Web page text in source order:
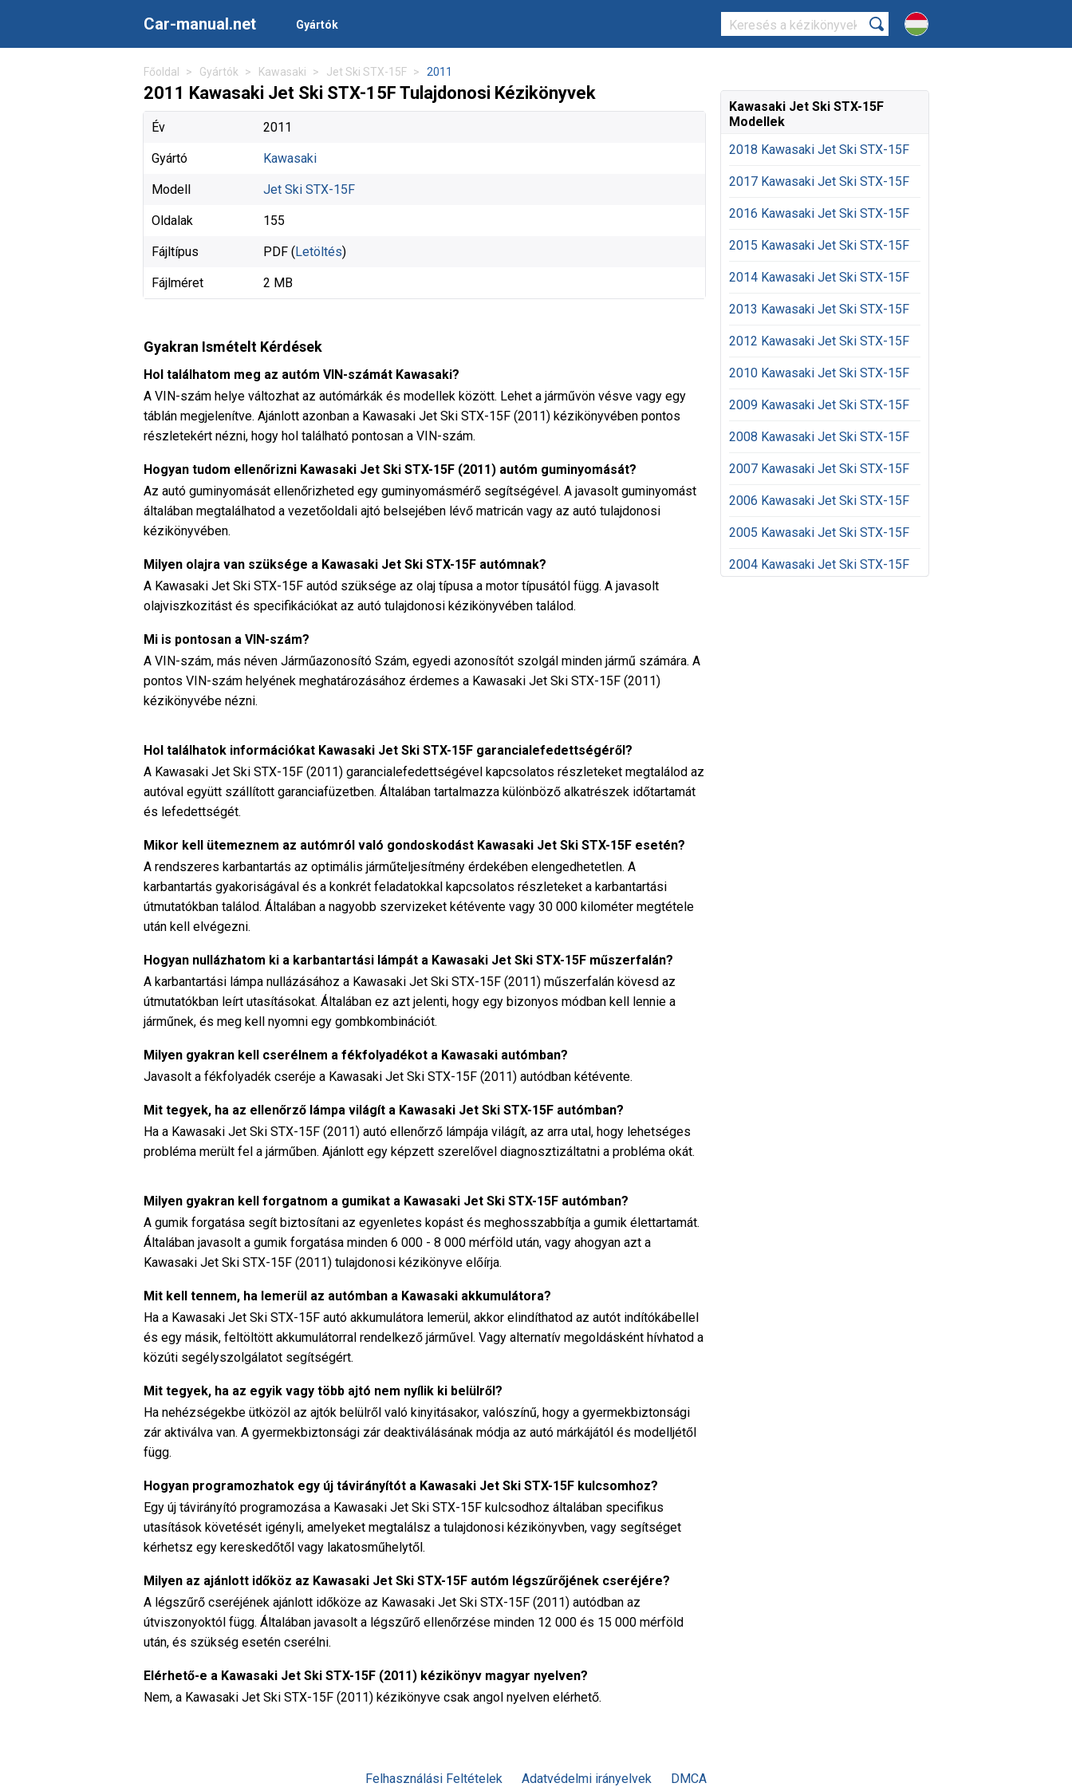
Car-manual.net Gyártók
Főoldal Gyártók Kawasaki Jet Ski STX-15F 2011
2011 Kawasaki Jet Ski STX-15F Tulajdonosi Kézikönyvek
Év 2011
Gyártó Kawasaki
Modell Jet Ski STX-15F
Oldalak 155
Fájltípus PDF (Letöltés)
Fájlméret 2 MB
Gyakran Ismételt Kérdések
Hol találhatom meg az autóm VIN-számát Kawasaki?
A VIN-szám helye változhat az autómárkák és modellek között. Lehet a járművön vésve vagy egy
táblán megjelenítve. Ajánlott azonban a Kawasaki Jet Ski STX-15F (2011) kézikönyvében pontos
részletekért nézni, hogy hol található pontosan a VIN-szám.
Hogyan tudom ellenőrizni Kawasaki Jet Ski STX-15F (2011) autóm guminyomását?
Az autó guminyomását ellenőrizheted egy guminyomásmérő segítségével. A javasolt guminyomást
általában megtalálhatod a vezetőoldali ajtó belsejében lévő matricán vagy az autó tulajdonosi
kézikönyvében.
Milyen olajra van szüksége a Kawasaki Jet Ski STX-15F autómnak?
A Kawasaki Jet Ski STX-15F autód szüksége az olaj típusa a motor típusától függ. A javasolt
olajviszkozitást és specifikációkat az autó tulajdonosi kézikönyvében találod.
Mi is pontosan a VIN-szám?
A VIN-szám, más néven Járműazonosító Szám, egyedi azonosítót szolgál minden jármű számára. A
pontos VIN-szám helyének meghatározásához érdemes a Kawasaki Jet Ski STX-15F (2011)
kézikönyvébe nézni.
Hol találhatok információkat Kawasaki Jet Ski STX-15F garancialefedettségéről?
A Kawasaki Jet Ski STX-15F (2011) garancialefedettségével kapcsolatos részleteket megtalálod az
autóval együtt szállított garanciafüzetben. Általában tartalmazza különböző alkatrészek időtartamát
és lefedettségét.
Mikor kell ütemeznem az autómról való gondoskodást Kawasaki Jet Ski STX-15F esetén?
A rendszeres karbantartás az optimális járműteljesítmény érdekében elengedhetetlen. A
karbantartás gyakoriságával és a konkrét feladatokkal kapcsolatos részleteket a karbantartási
útmutatókban találod. Általában a nagyobb szervizeket kétévente vagy 30 000 kilométer megtétele
után kell elvégezni.
Hogyan nullázhatom ki a karbantartási lámpát a Kawasaki Jet Ski STX-15F műszerfalán?
A karbantartási lámpa nullázásához a Kawasaki Jet Ski STX-15F (2011) műszerfalán kövesd az
útmutatókban leírt utasításokat. Általában ez azt jelenti, hogy egy bizonyos módban kell lennie a
járműnek, és meg kell nyomni egy gombkombinációt.
Milyen gyakran kell cserélnem a fékfolyadékot a Kawasaki autómban?
Javasolt a fékfolyadék cseréje a Kawasaki Jet Ski STX-15F (2011) autódban kétévente.
Mit tegyek, ha az ellenőrző lámpa világít a Kawasaki Jet Ski STX-15F autómban?
Ha a Kawasaki Jet Ski STX-15F (2011) autó ellenőrző lámpája világít, az arra utal, hogy lehetséges
probléma merült fel a járműben. Ajánlott egy képzett szerelővel diagnosztizáltatni a probléma okát.
Milyen gyakran kell forgatnom a gumikat a Kawasaki Jet Ski STX-15F autómban?
A gumik forgatása segít biztosítani az egyenletes kopást és meghosszabbítja a gumik élettartamát.
Általában javasolt a gumik forgatása minden 6 000 - 8 000 mérföld után, vagy ahogyan azt a
Kawasaki Jet Ski STX-15F (2011) tulajdonosi kézikönyve előírja.
Mit kell tennem, ha lemerül az autómban a Kawasaki akkumulátora?
Ha a Kawasaki Jet Ski STX-15F autó akkumulátora lemerül, akkor elindíthatod az autót indítókábellel
és egy másik, feltöltött akkumulátorral rendelkező járművel. Vagy alternatív megoldásként hívhatod a
közúti segélyszolgálatot segítségért.
Mit tegyek, ha az egyik vagy több ajtó nem nyílik ki belülről?
Ha nehézségekbe ütközöl az ajtók belülről való kinyitásakor, valószínű, hogy a gyermekbiztonsági
zár aktiválva van. A gyermekbiztonsági zár deaktiválásának módja az autó márkájától és modelljétől
függ.
Hogyan programozhatok egy új távirányítót a Kawasaki Jet Ski STX-15F kulcsomhoz?
Egy új távirányító programozása a Kawasaki Jet Ski STX-15F kulcsodhoz általában specifikus
utasítások követését igényli, amelyeket megtalálsz a tulajdonosi kézikönyvben, vagy segítséget
kérhetsz egy kereskedőtől vagy lakatosműhelytől.
Milyen az ajánlott időköz az Kawasaki Jet Ski STX-15F autóm légszűrőjének cseréjére?
A légszűrő cseréjének ajánlott időköze az Kawasaki Jet Ski STX-15F (2011) autódban az
útviszonyoktól függ. Általában javasolt a légszűrő ellenőrzése minden 12 000 és 15 000 mérföld
után, és szükség esetén cserélni.
Elérhető-e a Kawasaki Jet Ski STX-15F (2011) kézikönyv magyar nyelven?
Nem, a Kawasaki Jet Ski STX-15F (2011) kézikönyve csak angol nyelven elérhető.
Kawasaki Jet Ski STX-15F
Modellek
2018 Kawasaki Jet Ski STX-15F
2017 Kawasaki Jet Ski STX-15F
2016 Kawasaki Jet Ski STX-15F
2015 Kawasaki Jet Ski STX-15F
2014 Kawasaki Jet Ski STX-15F
2013 Kawasaki Jet Ski STX-15F
2012 Kawasaki Jet Ski STX-15F
2010 Kawasaki Jet Ski STX-15F
2009 Kawasaki Jet Ski STX-15F
2008 Kawasaki Jet Ski STX-15F
2007 Kawasaki Jet Ski STX-15F
2006 Kawasaki Jet Ski STX-15F
2005 Kawasaki Jet Ski STX-15F
2004 Kawasaki Jet Ski STX-15F
Felhasználási Feltételek Adatvédelmi irányelvek DMCA